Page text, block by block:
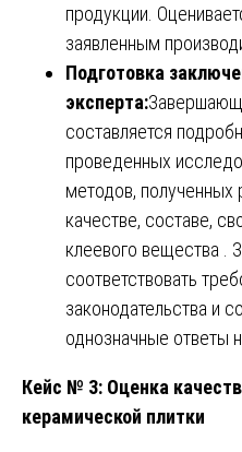
продукции.
заявленным
Подготовка
эксперта:
составляется
проведенных
методов, полученных
качестве, составе,
клеевого вещества .
соответствовать
законодательства и
однозначные ответы
Кейс № 3: Оценка
керамической плитки